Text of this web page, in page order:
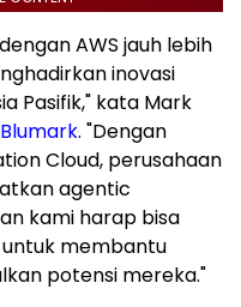
AWS jauh lebih
inovasi
Pasifik," kata Mark
Blumark. "Dengan
Cloud, perusahaan
agentic
kami harap bisa
membantu
potensi mereka."